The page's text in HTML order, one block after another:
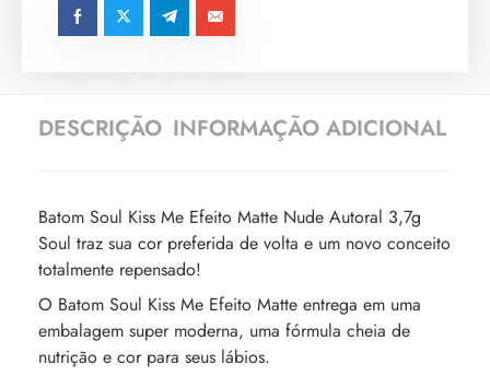
DESCRIÇÃO INFORMAÇÃO ADICIONAL
Batom Soul Kiss Me Efeito Matte Nude Autoral 3,7g
Soul traz sua cor preferida de volta e um novo conceito
totalmente repensado!
O Batom Soul Kiss Me Efeito Matte entrega em uma
embalagem super moderna, uma fórmula cheia de
nutrição e cor para seus lábios.